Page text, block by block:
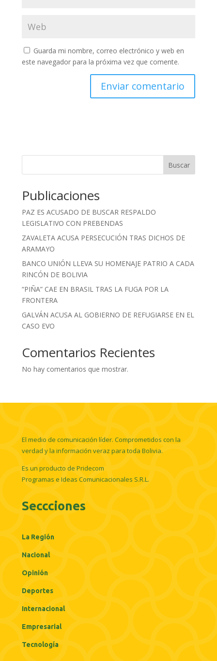
Guarda mi nombre, correo electrónico y web en
este navegador para la próxima vez que comente.
Buscar
Publicaciones
PAZ ES ACUSADO DE BUSCAR RESPALDO
LEGISLATIVO CON PREBENDAS
ZAVALETA ACUSA PERSECUCIÓN TRAS DICHOS DE
ARAMAYO
BANCO UNIÓN LLEVA SU HOMENAJE PATRIO A CADA
RINCÓN DE BOLIVIA
“PIÑA” CAE EN BRASIL TRAS LA FUGA POR LA
FRONTERA
GALVÁN ACUSA AL GOBIERNO DE REFUGIARSE EN EL
CASO EVO
Comentarios Recientes
No hay comentarios que mostrar.
El medio de comunicación líder. Comprometidos con la
verdad y la información veraz para toda Bolivia.
Es un producto de Pridecom
Programas e Ideas Comunicacionales S.R.L.
Seccciones
La Región
Nacional
Opinión
Deportes
Internacional
Empresarial
Tecnología